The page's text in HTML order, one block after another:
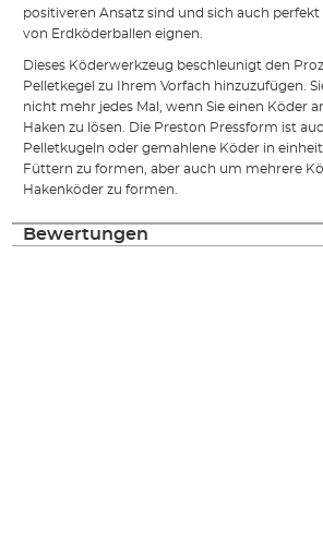
positiveren Ansatz sind und sich auch
von Erdköderballen eignen.
Dieses Köderwerkzeug beschleunigt den
Pelletkegel zu Ihrem Vorfach hinzuzufügen.
nicht mehr jedes Mal, wenn Sie einen Köder
Haken zu lösen. Die Preston Pressform ist
Pelletkugeln oder gemahlene Köder in
Füttern zu formen, aber auch um mehrere
Hakenköder zu formen.
Bewertungen